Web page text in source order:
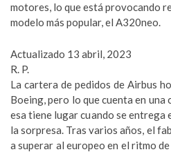
motores, lo que está provocando
modelo más popular, el A320neo.
Actualizado 13 abril, 2023
R. P.
La cartera de pedidos de Airbus
Boeing, pero lo que cuenta en una
esa tiene lugar cuando se entrega
la sorpresa. Tras varios años, el
a superar al europeo en el ritmo